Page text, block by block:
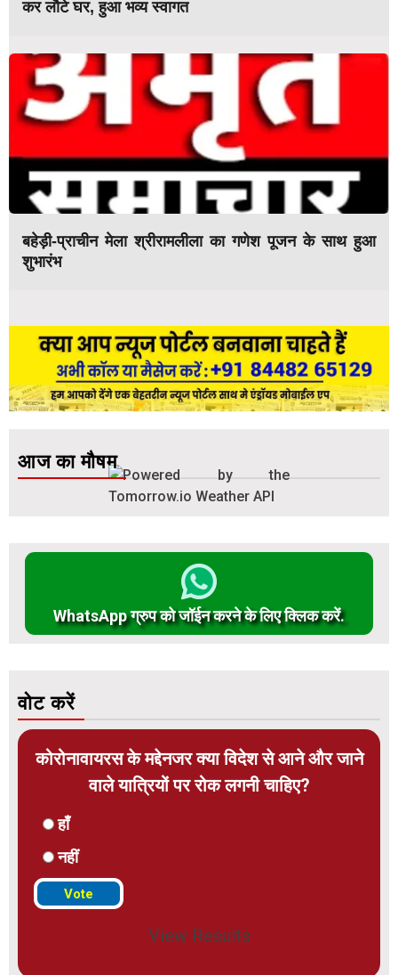
कर लौटे घर, हुआ भव्य स्वागत
बहेड़ी-प्राचीन मेला श्रीरामलीला का गणेश पूजन के साथ हुआ
शुभारंभ
आज का मौषम
WhatsApp ग्रुप को जॉईन करने के लिए क्लिक करें.
वोट करें
कोरोनावायरस के मद्देनजर क्या विदेश से आने और जाने
वाले यात्रियों पर रोक लगनी चाहिए?
हाँ
नहीं
View Results